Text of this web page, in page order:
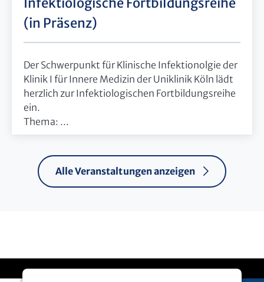
(in Präsenz)
Der Schwerpunkt für Klinische Infektionolgie der
Klinik I für Innere Medizin der Uniklinik Köln lädt
herzlich zur Infektiologischen Fortbildungsreihe
ein.
Thema: ...
Alle Veranstaltungen anzeigen